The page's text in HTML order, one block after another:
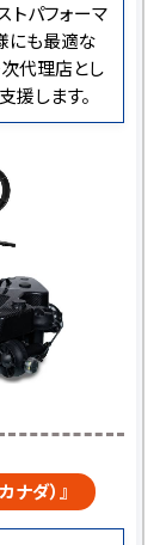
トパフォーマ
にも最適な
代理店とし
援します。
ダ）』